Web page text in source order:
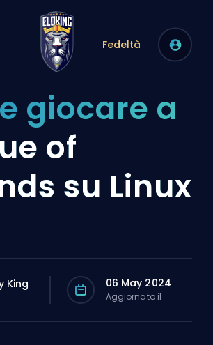
Fedeltà
giocare a
of
su Linux
King 06 May 2024
Aggiornato il